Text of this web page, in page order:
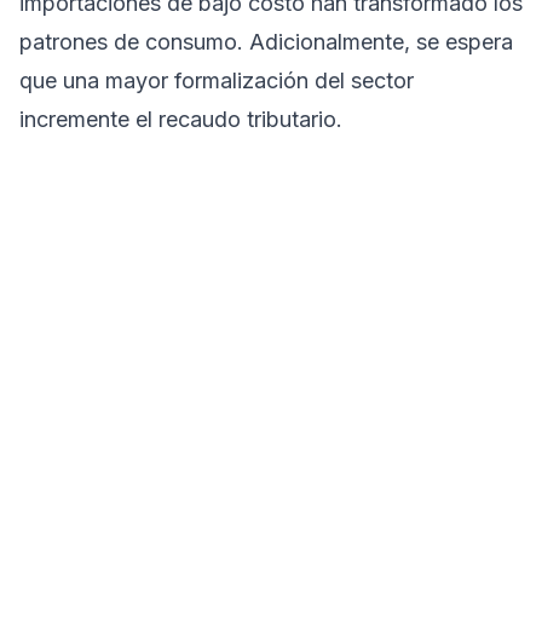
patrones de consumo. Adicionalmente, se espera
que una mayor formalización del sector
incremente el recaudo tributario.